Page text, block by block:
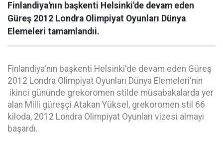
Finlandiya'nın başkenti Helsinki'de devam eden
Güreş 2012 Londra Olimpiyat Oyunları Dünya
Elemeleri tamamlandıi.
Finlandiya'nın başkenti Helsinki'de devam eden Güreş
2012 Londra Olimpiyat Oyunları Dünya Elemeleri'nin
ikinci gününde grekoromen stilde müsabakalarda yer
alan Milli güreşçi Atakan Yüksel, grekoromen stil 66
kiloda, 2012 Londra Olimpiyat Oyunları vizesi almayı
başardı.